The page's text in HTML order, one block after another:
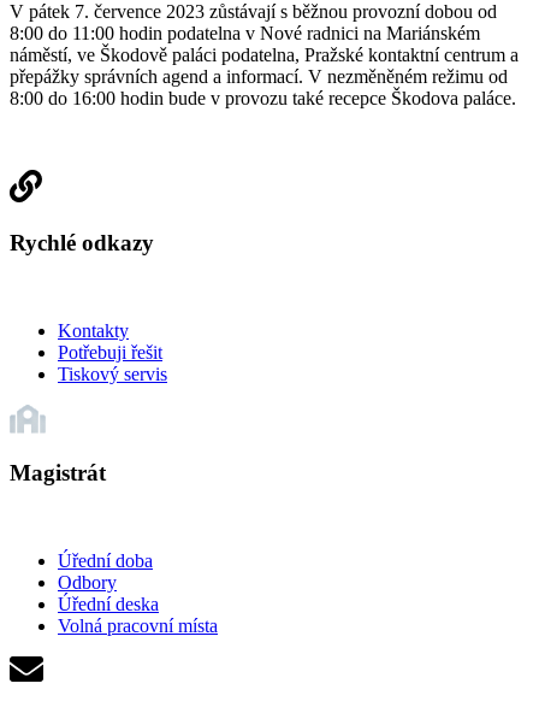
V pátek 7. července 2023 zůstávají s běžnou provozní dobou od
8:00 do 11:00 hodin podatelna v Nové radnici na Mariánském
náměstí, ve Škodově paláci podatelna, Pražské kontaktní centrum a
přepážky správních agend a informací. V nezměněném režimu od
8:00 do 16:00 hodin bude v provozu také recepce Škodova paláce.
Rychlé odkazy
Kontakty
Potřebuji řešit
Tiskový servis
Magistrát
Úřední doba
Odbory
Úřední deska
Volná pracovní místa